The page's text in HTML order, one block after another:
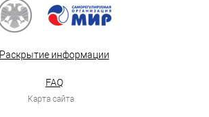
Раскрытие информации
FAQ
Карта сайта